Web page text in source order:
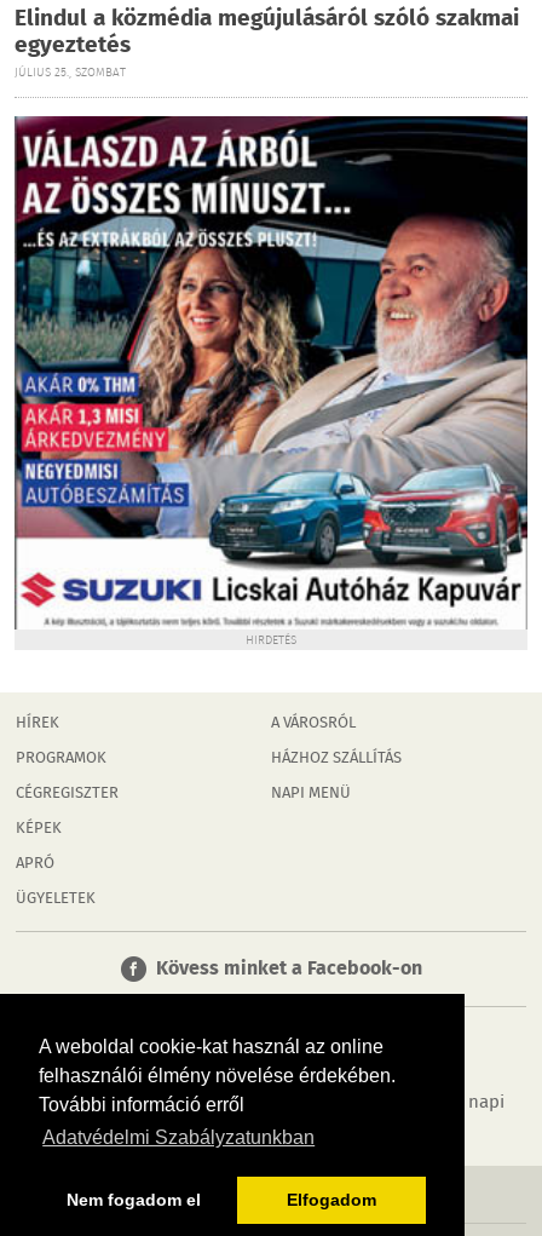
A weboldal cookie-kat használ az online
felhasználói élmény növelése érdekében.
További információ erről
Adatvédelmi Szabályzatunkban
Nem fogadom el Elfogadom
Elindul a közmédia megújulásáról szóló szakmai
egyeztetés
JÚLIUS 25., SZOMBAT
HIRDETÉS
HÍREK
PROGRAMOK
CÉGREGISZTER
KÉPEK
APRÓ
ÜGYELETEK
A VÁROSRÓL
HÁZHOZ SZÁLLÍTÁS
NAPI MENÜ
Kövess minket a Facebook-on
Tudj meg többet városodról! Hírek, programok, képek, napi
menü, cégek…. és minden, ami Rábaköz
MÉDIAAJÁNLÓ ADATVÉDELEM IMPRESSZUM RÓLUNK